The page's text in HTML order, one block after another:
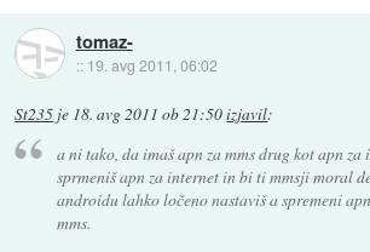
tomaz-
:: 19. avg 2011, 06:02
St235 je 18. avg 2011 ob 21:50izjavil:
a ni tako, da imaš apn za mms drug kot apn
sprmeniš apn za internet in bi ti mmsji moral
androidu lahko ločeno nastaviš a spremeni
mms.